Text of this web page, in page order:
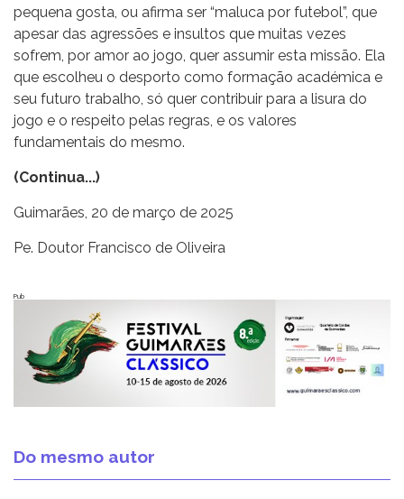
pequena gosta, ou afirma ser “maluca por futebol”, que
apesar das agressões e insultos que muitas vezes
sofrem, por amor ao jogo, quer assumir esta missão. Ela
que escolheu o desporto como formação académica e
seu futuro trabalho, só quer contribuir para a lisura do
jogo e o respeito pelas regras, e os valores
fundamentais do mesmo.
(Continua...)
Guimarães, 20 de março de 2025
Pe. Doutor Francisco de Oliveira
Pub
Do mesmo autor